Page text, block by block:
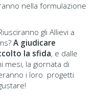
nella formulazione
gli Allievi a
A giudicare
la sfida, e dalle
mesi, la giornata di
i loro progetti